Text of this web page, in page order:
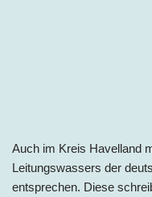
Auch im Kreis Havelland
Leitungswassers der
entsprechen. Diese